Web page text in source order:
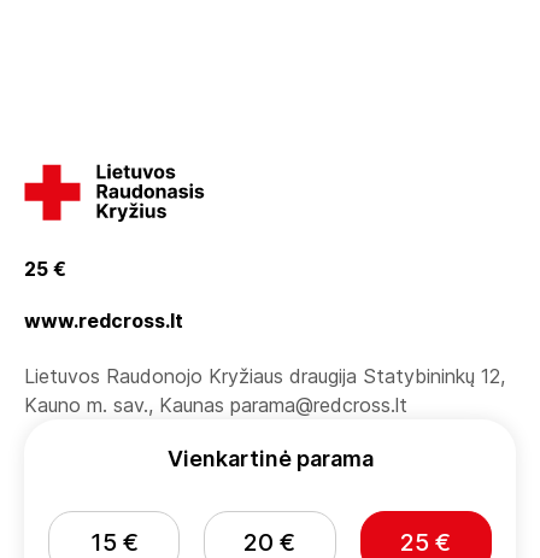
25 €
www.redcross.lt
Lietuvos Raudonojo Kryžiaus draugija Statybininkų 12,
Kauno m. sav., Kaunas parama@redcross.lt
Vienkartinė parama
15 € 20 € 25 €